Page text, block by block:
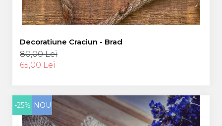
Decoratiune Craciun - Brad
80,00 Lei
65,00 Lei
-25% NOU